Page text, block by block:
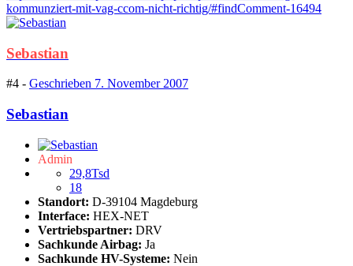
kommunziert-mit-vag-ccom-nicht-richtig/#findComment-16494
Sebastian
#4 - Geschrieben 7. November 2007
Sebastian
Admin
29,8Tsd
18
Standort: D-39104 Magdeburg
Interface: HEX-NET
Vertriebspartner: DRV
Sachkunde Airbag: Ja
Sachkunde HV-Systeme: Nein